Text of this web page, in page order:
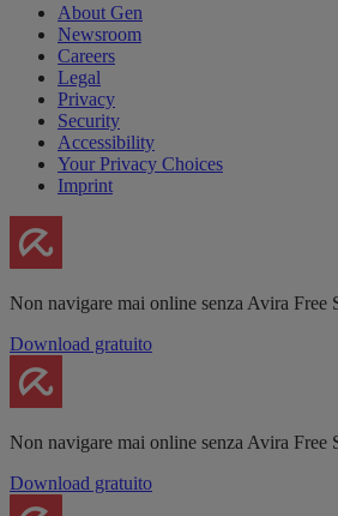
About Gen
Newsroom
Careers
Legal
Privacy
Security
Accessibility
Your Privacy Choices
Imprint
Non navigare mai online senza Avira Free
Download gratuito
Non navigare mai online senza Avira Free
Download gratuito